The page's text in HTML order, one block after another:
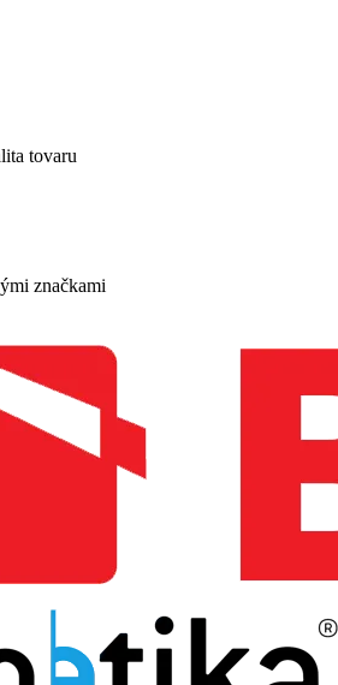
tovaru
značkami